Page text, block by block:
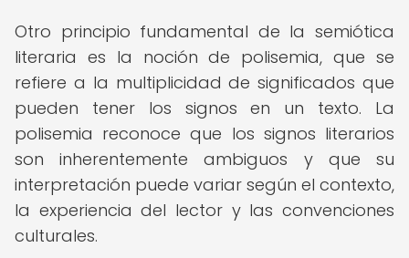
Otro principio fundamental de la semiótica
literaria es la noción de polisemia, que se
refiere a la multiplicidad de significados que
pueden tener los signos en un texto. La
polisemia reconoce que los signos literarios
son inherentemente ambiguos y que su
interpretación puede variar según el contexto,
la experiencia del lector y las convenciones
culturales.